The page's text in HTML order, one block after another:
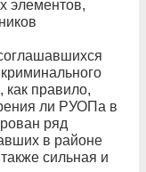
элементов,
как правило,
ли РУОПа в
ряд
в районе
сильная и